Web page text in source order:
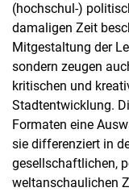
(hochschul-)
damaligen Zeit
Mitgestaltung der
sondern zeugen
kritischen und
Stadtentwicklung.
Formaten eine
sie differenziert in
gesellschaftlichen,
weltanschaulichen